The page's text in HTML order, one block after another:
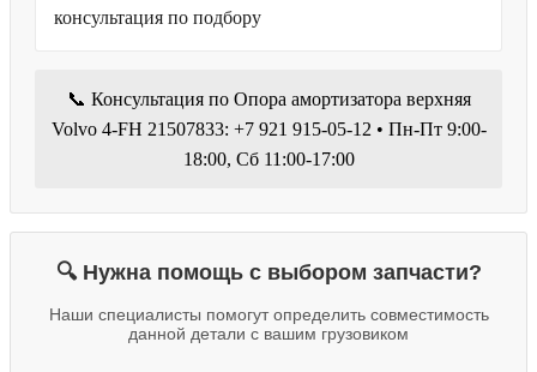
консультация по подбору
📞 Консультация по Опора амортизатора верхняя
Volvo 4-FH 21507833: +7 921 915-05-12 • Пн-Пт 9:00-
18:00, Сб 11:00-17:00
🔍 Нужна помощь с выбором запчасти?
Наши специалисты помогут определить совместимость
данной детали с вашим грузовиком